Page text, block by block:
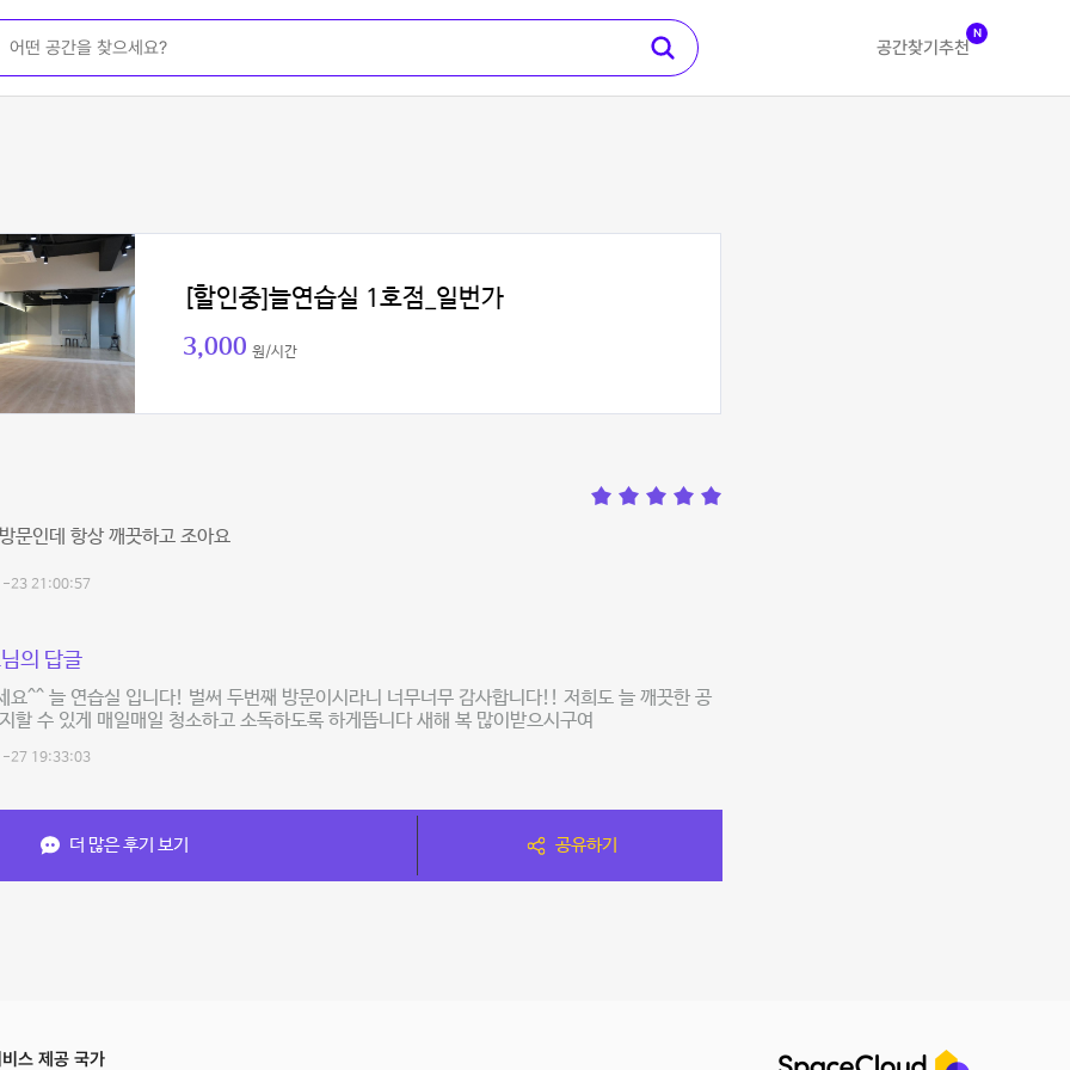
공간찾기 추천
N
[할인중]늘연습실 1호점_일번가
3,000 원/시간
문인데 항상 깨끗하고 조아요
23 21:00:57
의 답글
요^^ 늘 연습실 입니다! 벌써 두번째 방문이시라니 너무너무 감사합니다!! 저희도 늘 깨끗한 공
할 수 있게 매일매일 청소하고 소독하도록 하게뜹니다 새해 복 많이받으시구여
27 19:33:03
더 많은 후기 보기 공유하기
스 제공 국가